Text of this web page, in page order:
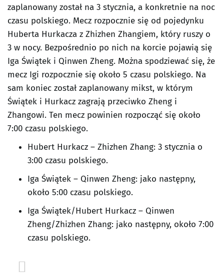
zaplanowany został na 3 stycznia, a konkretnie na noc
czasu polskiego. Mecz rozpocznie się od pojedynku
Huberta Hurkacza z Zhizhen Zhangiem, który ruszy o
3 w nocy. Bezpośrednio po nich na korcie pojawią się
Iga Świątek i Qinwen Zheng. Można spodziewać się, że
mecz Igi rozpocznie się około 5 czasu polskiego. Na
sam koniec został zaplanowany mikst, w którym
Świątek i Hurkacz zagrają przeciwko Zheng i
Zhangowi. Ten mecz powinien rozpocząć się około
7:00 czasu polskiego.
Hubert Hurkacz – Zhizhen Zhang: 3 stycznia o
3:00 czasu polskiego.
Iga Świątek – Qinwen Zheng: jako następny,
około 5:00 czasu polskiego.
Iga Świątek/Hubert Hurkacz – Qinwen
Zheng/Zhizhen Zhang: jako następny, około 7:00
czasu polskiego.